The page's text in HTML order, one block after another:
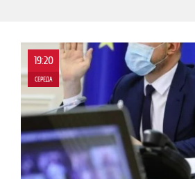
19:20
СЕРЕДА
3 888